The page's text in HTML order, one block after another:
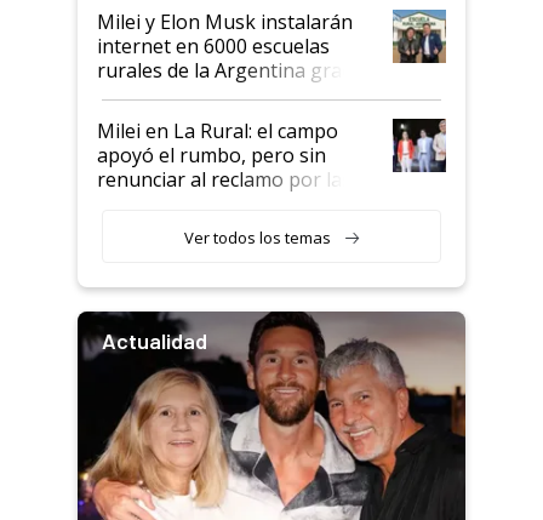
Milei y Elon Musk instalarán
internet en 6000 escuelas
rurales de la Argentina gracias
a un acuerdo con Starlink
Milei en La Rural: el campo
apoyó el rumbo, pero sin
renunciar al reclamo por las
Ver todos los temas
Actualidad